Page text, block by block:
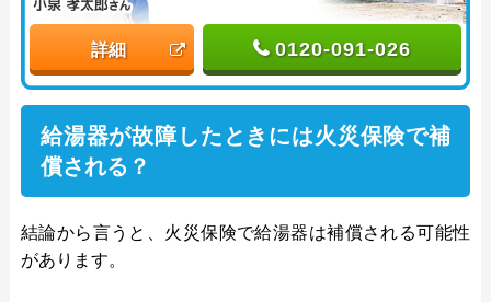
詳細 0120-091-026
給湯器が故障したときには火災保険で補
償される？
結論から言うと、火災保険で給湯器は補償される可能性
があります。